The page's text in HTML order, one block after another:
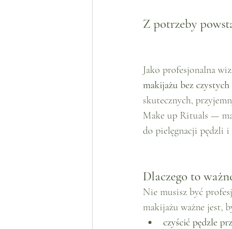
Z potrzeby
Jako profesjonalna
makijażu bez
skutecznych,
Make up Rituals —
do pielęgnacji pędzli i
Dlaczego to
Nie musisz być
makijażu ważne jest,
czyścić pędzle